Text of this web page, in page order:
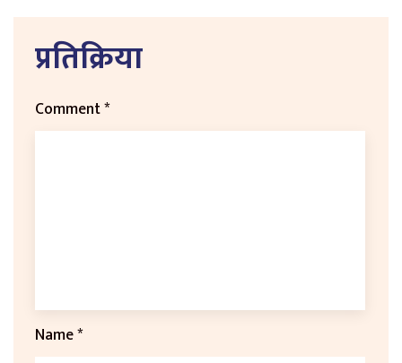
प्रतिक्रिया
Comment*
Name*